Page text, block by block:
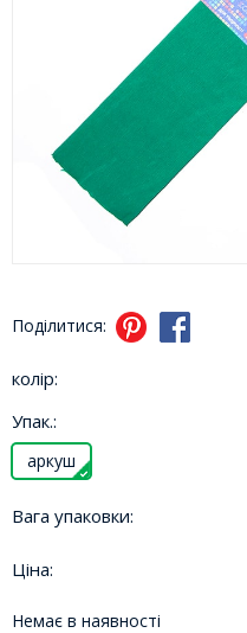
Поділитися:
колір:
Упак.:
аркуш
Вага упаковки:
Ціна:
Немає в наявності